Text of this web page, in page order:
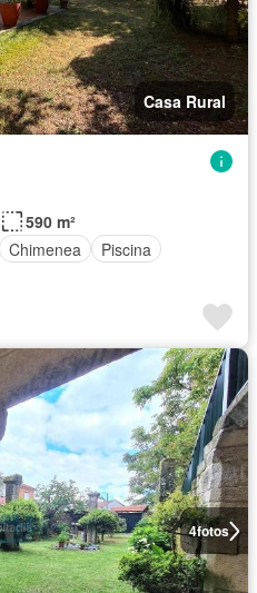
Casa Rural
590 m²
Chimenea
Piscina
4fotos